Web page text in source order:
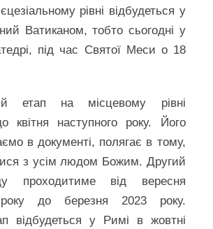
рівні відбудеться у
Ватиканом, тобто сьогодні у
під час Святої Меси о 18
етап на місцевому рівні
квітня наступного року. Його
в документі, полягає в тому,
з усім людом Божим. Другий
проходитиме від вересня
року до березня 2023 року.
відбудеться у Римі в жовтні